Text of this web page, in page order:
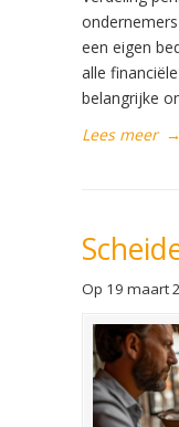
een eigen
alle
belangrijke
Lees meer →
Op 19 maart